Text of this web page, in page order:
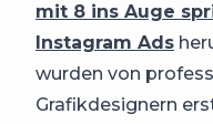
mit 8 ins Auge
Instagram Ads
wurden von
Grafikdesignern